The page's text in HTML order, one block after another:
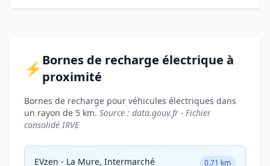
⚡ Bornes de recharge électrique à
proximité
Bornes de recharge pour véhicules électriques dans
un rayon de 5 km. Source : data.gouv.fr - Fichier
consolidé IRVE
EVzen - La Mure, Intermarché 0.71 km